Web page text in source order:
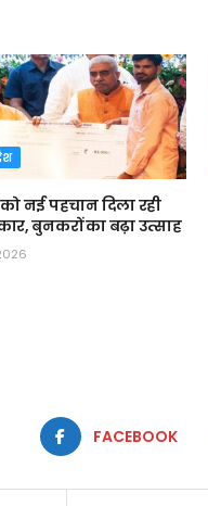
नई पहचान दिला रही
बुनकरों का बढ़ा उत्साह
FACEBOOK